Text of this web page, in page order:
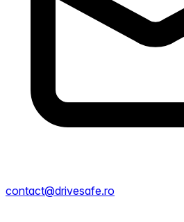
contact@drivesafe.ro